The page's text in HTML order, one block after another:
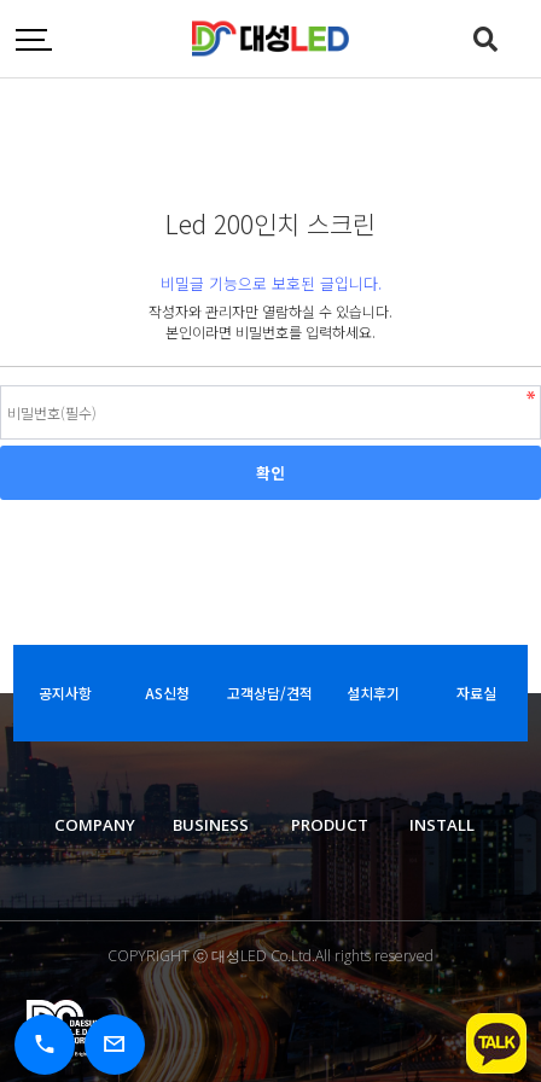
Led 200인치 스크린
비밀글 기능으로 보호된 글입니다.
작성자와 관리자만 열람하실 수 있습니다.
본인이라면 비밀번호를 입력하세요.
공지사항 AS신청 고객상담/견적 설치후기 자료실
COMPANY BUSINESS PRODUCT INSTALL
COPYRIGHT ⓒ 대성LED Co.Ltd.All rights reserved